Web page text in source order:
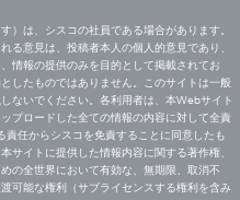
）は、シスコの社員である場合があります。
る意見は、投稿者本人の個人的意見であり、
情報の提供のみを目的として掲載されてお
したものではありません。このサイトは一般
ないでください。各利用者は、本Webサイト
プロードした全ての情報の内容に対して全責
任からシスコを免責することに同意したも
サイトに提供した情報内容に関する著作権、
の全世界において有効な、無期限、取消不
可能な権利（サブライセンスする権利を含み